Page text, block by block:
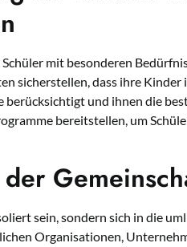
Schüler mit besonderen
sicherstellen, dass ihre
berücksichtigt und ihnen die
bereitstellen, um
sein, sondern sich in die
Organisationen,